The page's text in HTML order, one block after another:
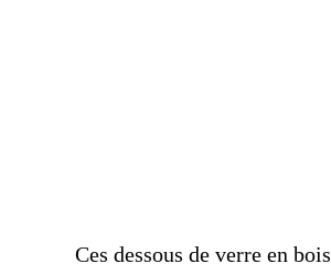
Ces dessous de verre en bois